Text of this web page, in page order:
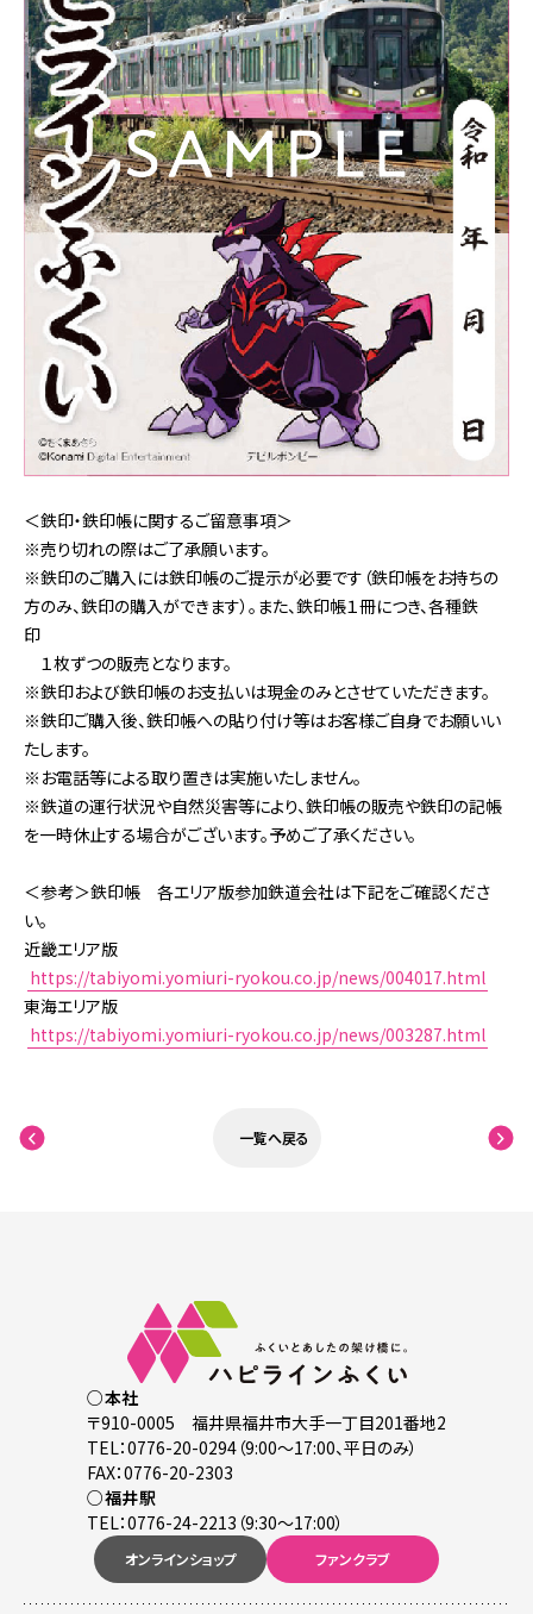
＜鉄印・鉄印帳に関するご留意事項＞
※売り切れの際はご了承願います。
※鉄印のご購入には鉄印帳のご提示が必要です（鉄印帳をお持ちの
方のみ、鉄印の購入ができます）。また、鉄印帳１冊につき、各種鉄
印
１枚ずつの販売となります。
※鉄印および鉄印帳のお支払いは現金のみとさせていただきます。
※鉄印ご購入後、鉄印帳への貼り付け等はお客様ご自身でお願いい
たします。
※お電話等による取り置きは実施いたしません。
※鉄道の運行状況や自然災害等により、鉄印帳の販売や鉄印の記帳
を一時休止する場合がございます。予めご了承ください。
＜参考＞鉄印帳 各エリア版参加鉄道会社は下記をご確認くださ
い。
近畿エリア版
https://tabiyomi.yomiuri-ryokou.co.jp/news/004017.html
東海エリア版
https://tabiyomi.yomiuri-ryokou.co.jp/news/003287.html
一覧へ戻る
○本社
〒910-0005 福井県福井市大手一丁目201番地2
TEL：0776-20-0294（9:00～17:00、平日のみ）
FAX：0776-20-2303
○福井駅
TEL：0776-24-2213（9:30～17:00）
オンラインショップ ファンクラブ